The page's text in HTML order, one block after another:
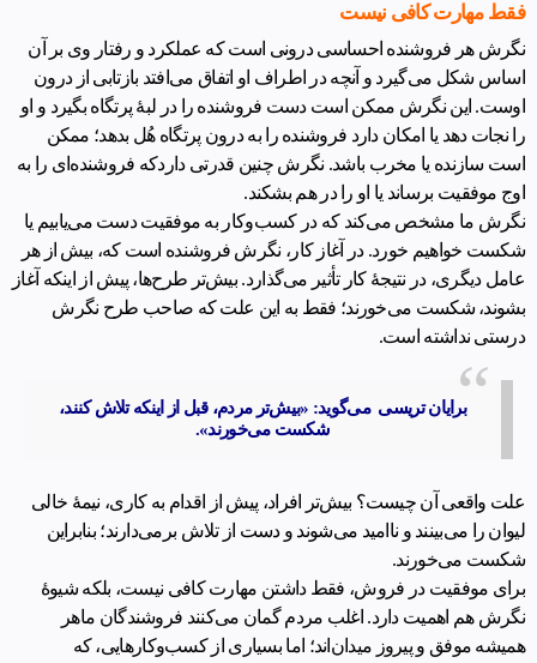
فقط مهارت کافی نیست
نگرش هر فروشنده احساسی درونی است که عملکرد و رفتار وی بر آن
اساس شکل می‌گیرد و آنچه در اطراف او اتفاق می‌افتد بازتابی از درون
اوست. این نگرش ممکن است دست فروشنده را در لبۀ پرتگاه بگیرد و او
را نجات دهد یا امکان دارد فروشنده را به درون پرتگاه هُل بدهد؛ ممکن
است سازنده یا مخرب باشد. نگرش چنین قدرتی داردکه فروشنده‌ای را به
اوج موفقیت برساند یا او را در هم بشکند.
نگرش ما مشخص می‌کند که در کسب‌وکار به موفقیت دست می‌یابیم یا
شکست خواهیم خورد. در آغاز کار، نگرش فروشنده است که، بیش از هر
عامل دیگری، در نتیجۀ کار تأثیر می‌گذارد. بیش‌تر طرح‌ها، پیش از اینکه آغاز
بشوند، شکست می‌خورند؛ فقط به این علت که صاحب طرح نگرش
درستی نداشته است.
برایان تریسی می‌گوید: «بیش‌تر مردم، قبل از اینکه تلاش کنند،
شکست می‌خورند».
علت واقعی آن چیست؟ بیش‌تر افراد، پیش از اقدام به کاری، نیمۀ خالی
لیوان را می‌بینند و ناامید می‌شوند و دست از تلاش برمی‌دارند؛ بنابراین
شکست می‌خورند.
برای موفقیت در فروش، فقط داشتن مهارت کافی نیست، بلکه شیوۀ
نگرش هم اهمیت دارد. اغلب مردم گمان می‌کنند فروشندگان ماهر
همیشه موفق و پیروز میدان‌اند؛ اما بسیاری از کسب‌وکارهایی، که